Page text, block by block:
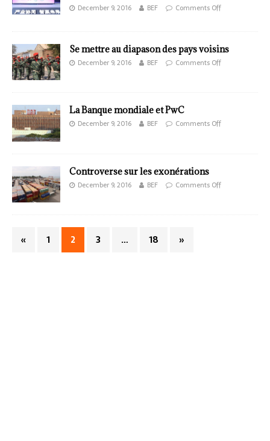
December 9, 2016 BEF Comments Off
Se mettre au diapason des pays voisins
December 9, 2016 BEF Comments Off
La Banque mondiale et PwC
December 9, 2016 BEF Comments Off
Controverse sur les exonérations
December 9, 2016 BEF Comments Off
« 1 2 3 … 18 »